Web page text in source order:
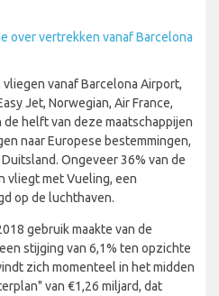
over vertrekken vanaf Barcelona
vliegen vanaf Barcelona Airport,
Jet, Norwegian, Air France,
de helft van deze maatschappijen
naar Europese bestemmingen,
Ongeveer 36% van de
vliegt met Vueling, een
op de luchthaven.
gebruik maakte van de
stijging van 6,1% ten opzichte
zich momenteel in het midden
van €1,26 miljard, dat